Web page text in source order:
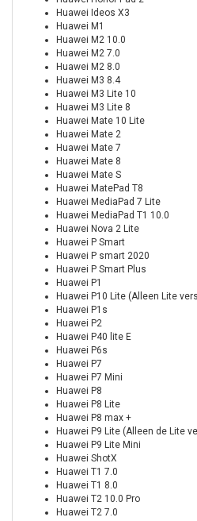
Huawei Ideos X3
Huawei M1
Huawei M2 10.0
Huawei M2 7.0
Huawei M2 8.0
Huawei M3 8.4
Huawei M3 Lite 10
Huawei M3 Lite 8
Huawei Mate 10 Lite
Huawei Mate 2
Huawei Mate 7
Huawei Mate 8
Huawei Mate S
Huawei MatePad T8
Huawei MediaPad 7 Lite
Huawei MediaPad T1 10.0
Huawei Nova 2 Lite
Huawei P Smart
Huawei P smart 2020
Huawei P Smart Plus
Huawei P1
Huawei P10 Lite (Alleen Lite
Huawei P1s
Huawei P2
Huawei P40 lite E
Huawei P6s
Huawei P7
Huawei P7 Mini
Huawei P8
Huawei P8 Lite
Huawei P8 max +
Huawei P9 Lite (Alleen de Lite
Huawei P9 Lite Mini
Huawei ShotX
Huawei T1 7.0
Huawei T1 8.0
Huawei T2 10.0 Pro
Huawei T2 7.0